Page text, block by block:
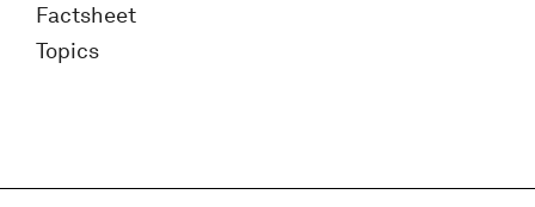
Factsheet
Topics